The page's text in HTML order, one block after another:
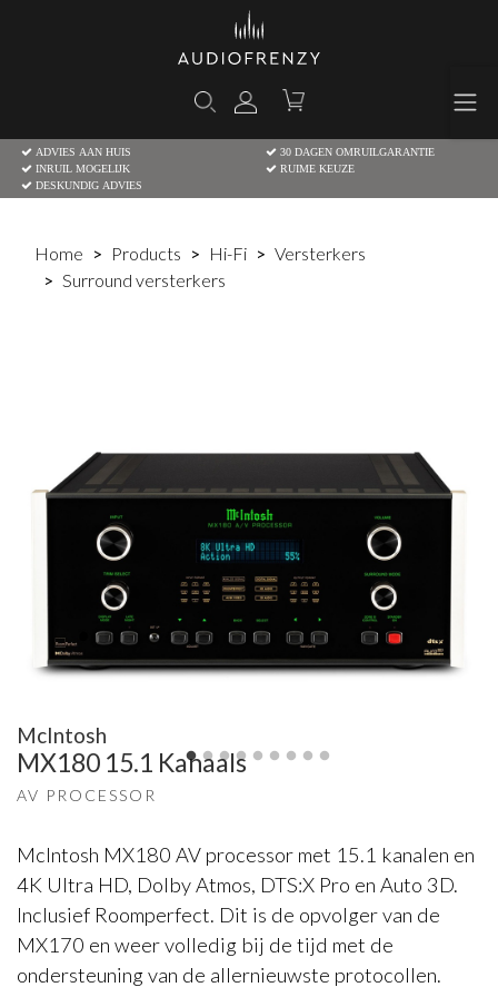
ADVIES AAN HUIS
30 DAGEN OMRUILGARANTIE
INRUIL MOGELIJK
RUIME KEUZE
DESKUNDIG ADVIES
Home Products Hi-Fi
Versterkers
Surround versterkers
McIntosh
MX180 15.1 Kanaals
AV PROCESSOR
McIntosh MX180 AV processor met 15.1 kanalen en
4K Ultra HD, Dolby Atmos, DTS:X Pro en Auto 3D.
Inclusief Roomperfect. Dit is de opvolger van de
MX170 en weer volledig bij de tijd met de
ondersteuning van de allernieuwste protocollen.